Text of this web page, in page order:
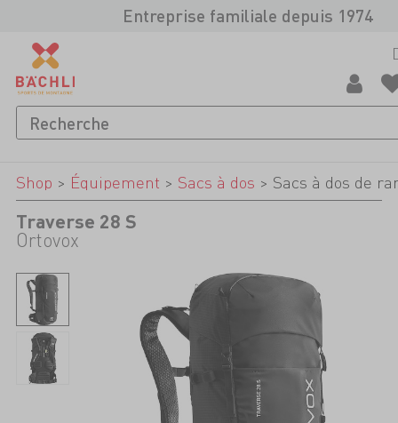
Entreprise familiale depuis 1974
Shop > Équipement > Sacs à dos > Sacs à dos de
Traverse 28 S
Ortovox